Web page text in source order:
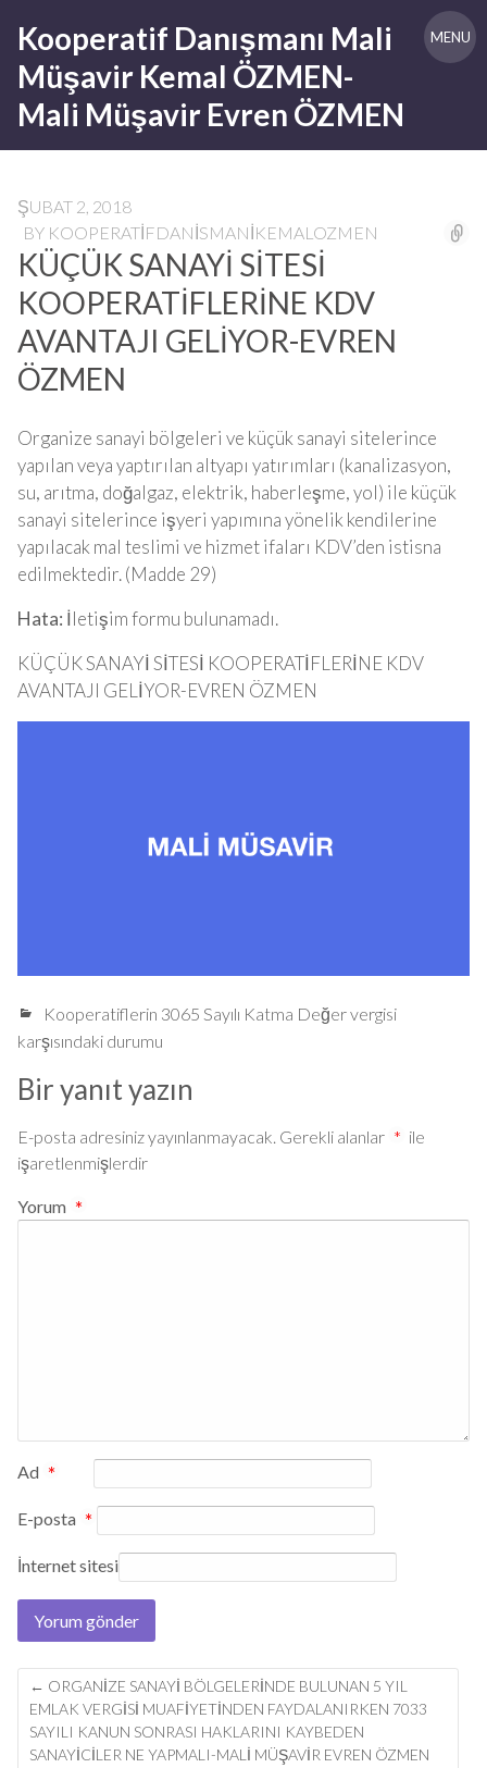
content
Kooperatif Danışmanı Mali
Müşavir Kemal ÖZMEN-
Mali Müşavir Evren ÖZMEN
MENU
ŞUBAT 2, 2018
BY KOOPERATIFDANISMANIKEMALOZMEN
KÜÇÜK SANAYİ SİTESİ
KOOPERATİFLERİNE KDV
AVANTAJI GELİYOR-EVREN
ÖZMEN
Organize sanayi bölgeleri ve küçük sanayi sitelerince
yapılan veya yaptırılan altyapı yatırımları (kanalizasyon,
su, arıtma, doğalgaz, elektrik, haberleşme, yol) ile küçük
sanayi sitelerince işyeri yapımına yönelik kendilerine
yapılacak mal teslimi ve hizmet ifaları KDV’den istisna
edilmektedir. (Madde 29)
Hata: İletişim formu bulunamadı.
KÜÇÜK SANAYİ SİTESİ KOOPERATİFLERİNE KDV
AVANTAJI GELİYOR-EVREN ÖZMEN
Kooperatiflerin 3065 Sayılı Katma Değer vergisi
karşısındaki durumu
Bir yanıt yazın
E-posta adresiniz yayınlanmayacak. Gerekli alanlar * ile
işaretlenmişlerdir
Yorum *
Ad *
E-posta *
İnternet sitesi
Post
navigation
← ORGANİZE SANAYİ BÖLGELERİNDE BULUNAN 5 YIL
EMLAK VERGİSİ MUAFİYETİNDEN FAYDALANIRKEN 7033
SAYILI KANUN SONRASI HAKLARINI KAYBEDEN
SANAYİCİLER NE YAPMALI-MALİ MÜŞAVİR EVREN ÖZMEN